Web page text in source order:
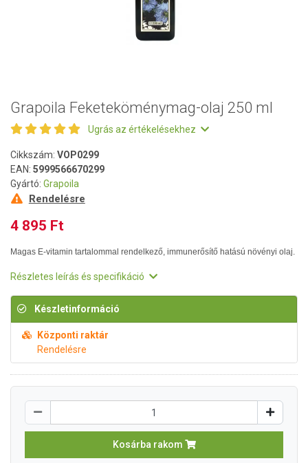
Grapoila Feketeköménymag-olaj 250 ml
Ugrás az értékelésekhez
Cikkszám: VOP0299
EAN: 5999566670299
Gyártó: Grapoila
Rendelésre
4 895 Ft
Magas E-vitamin tartalommal rendelkező, immunerősítő hatású növényi olaj.
Részletes leírás és specifikáció
Készletinformáció
Központi raktár
Rendelésre
Kosárba rakom